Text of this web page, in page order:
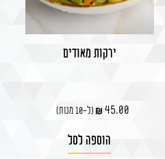
ירקות מאודים
45.00 (ל-10 מנות)
הוספה לסל